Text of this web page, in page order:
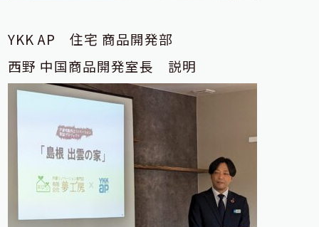
YKK AP 住宅 商品開発部
西野 中国商品開発室長 説明